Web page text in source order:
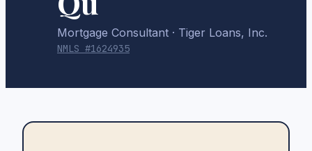
Mortgage Consultant · Tiger Loans, Inc.
NMLS #1624935